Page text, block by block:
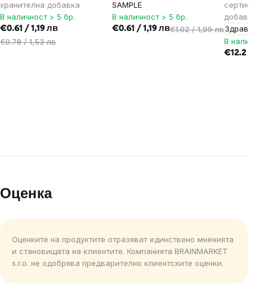
хранителна добавка
В наличност > 5 бр.
€0.61 / 1,19 лв
€0.78 / 1,53 лв
SAMPLE
В наличност > 5 бр.
€0.61 / 1,19 лв€1.02 / 1,99 лв
добавка
Здраве на
В
€12.2 /
Оценка
Оценките на продуктите отразяват единствено мненията
и становищата на клиентите. Компанията BRAINMARKET
s.r.o. не одобрява предварително клиентските оценки.